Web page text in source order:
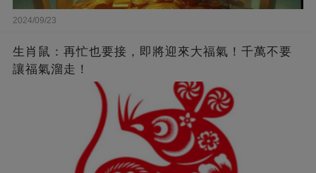
2024/09/23
生肖鼠：再忙也要接，即將迎來大福氣！千萬不要
讓福氣溜走！